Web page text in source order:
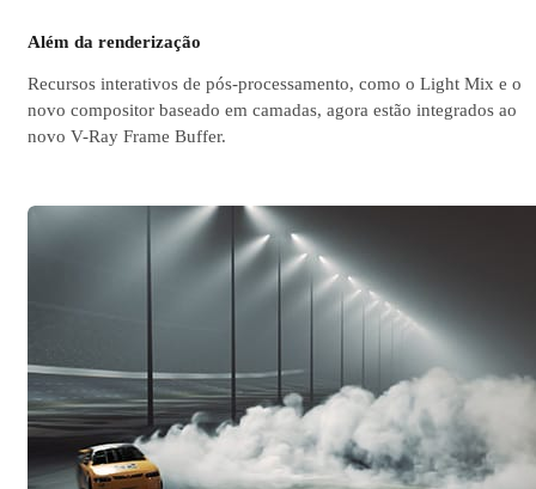
Além da renderização
Recursos interativos de pós-processamento, como o Light Mix e o
novo compositor baseado em camadas, agora estão integrados ao
novo V-Ray Frame Buffer.